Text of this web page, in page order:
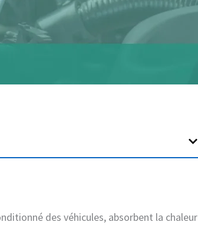
des véhicules, absorbent la chaleur